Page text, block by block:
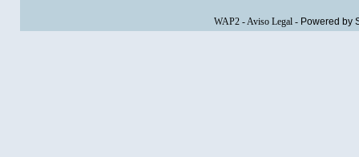
WAP2-Aviso Legal- Powered by